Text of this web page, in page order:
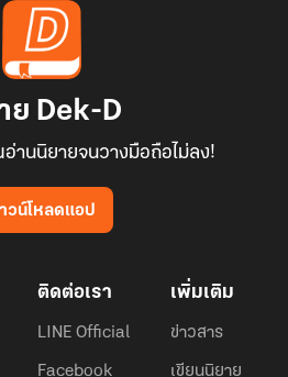
ย Dek-D
านนิยายจนวางมือถือไม่ลง!
วน์โหลดแอป
ติดต่อเรา
LINE Official
Facebook
เพิ่มเติม
ข่าวสาร
เขียนนิยาย